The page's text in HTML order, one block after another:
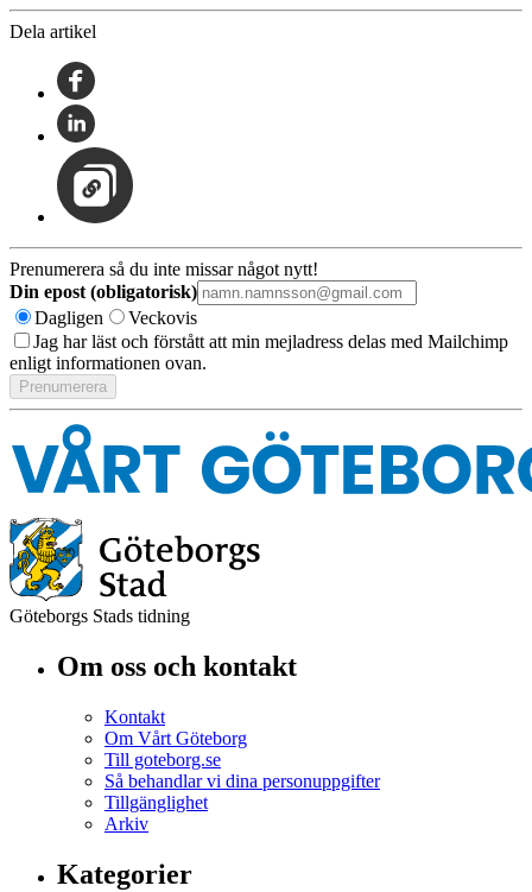
Dela artikel
Prenumerera så du inte missar något nytt!
Din epost (obligatorisk)
Dagligen
Veckovis
Jag har läst och förstått att min mejladress delas med Mailchimp
enligt informationen ovan.
Göteborgs Stads tidning
Om oss och kontakt
Kontakt
Om Vårt Göteborg
Till goteborg.se
Så behandlar vi dina personuppgifter
Tillgänglighet
Arkiv
Kategorier